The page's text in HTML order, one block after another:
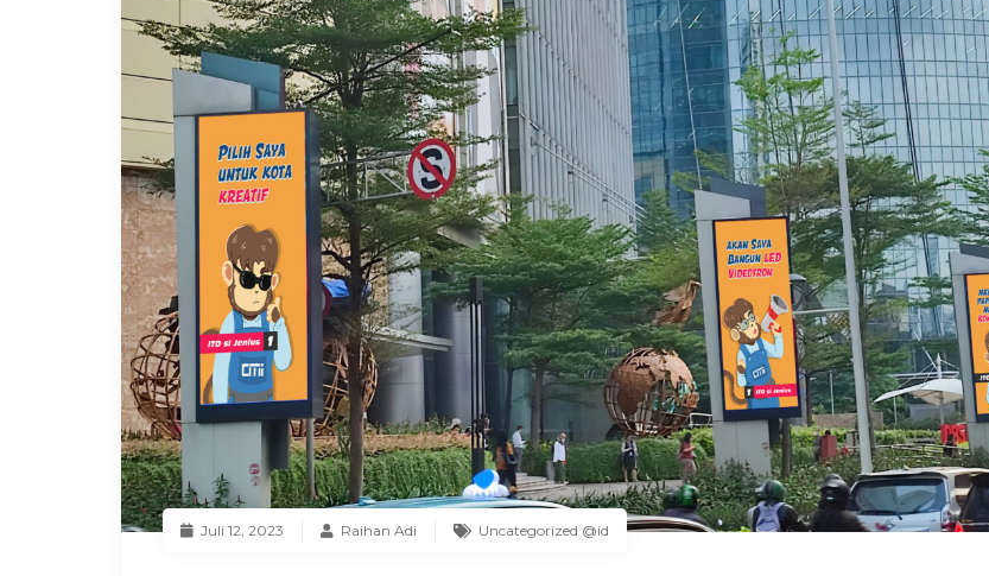
Juli 12, 2023 Raihan Adi Uncategorized @id